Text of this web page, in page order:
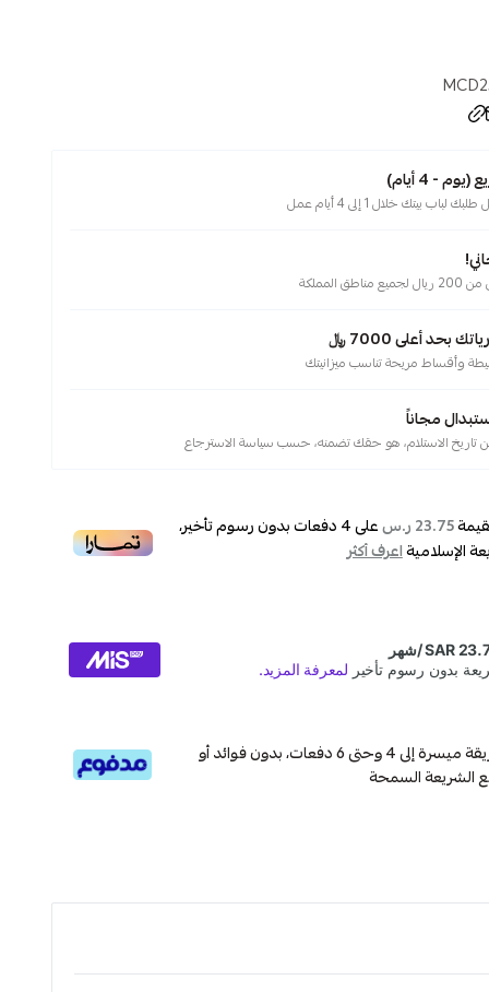
- 4 أيام)
بيتك خلال 1 إلى 4 أيام عمل
المملكة
بحد أعلى 7000 ﷼
وأقساط مريحة تناسب ميزانيتك
مجاناً
23.75 ر.س على4دفعات بدون رسوم تأخير،
الإسلاميةاعرف أكثر
قسم دفعاتك بطريقة ميسرة إلى 4 وحتى 6 دفعات، بدون فوائد أو
الشريعة السمحة